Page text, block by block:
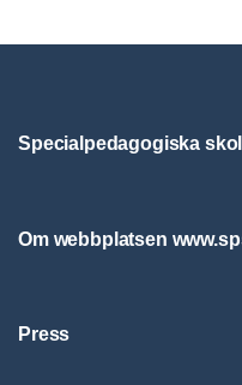
Specialpedagogiska
Om webbplatsen
Press